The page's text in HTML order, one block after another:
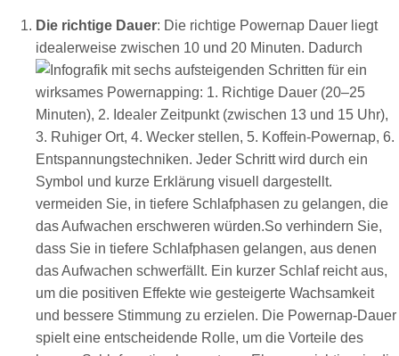
Die richtige Dauer: Die richtige Powernap Dauer liegt
idealerweise zwischen 10 und 20 Minuten. Dadurch
vermeiden Sie, in tiefere Schlafphasen zu gelangen, die
das Aufwachen erschweren würden.So verhindern Sie,
dass Sie in tiefere Schlafphasen gelangen, aus denen
das Aufwachen schwerfällt. Ein kurzer Schlaf reicht aus,
um die positiven Effekte wie gesteigerte Wachsamkeit
und bessere Stimmung zu erzielen. Die Powernap-Dauer
spielt eine entscheidende Rolle, um die Vorteile des